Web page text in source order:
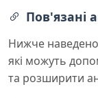
Пов'язані
Нижче наведено
які можуть
та розширити